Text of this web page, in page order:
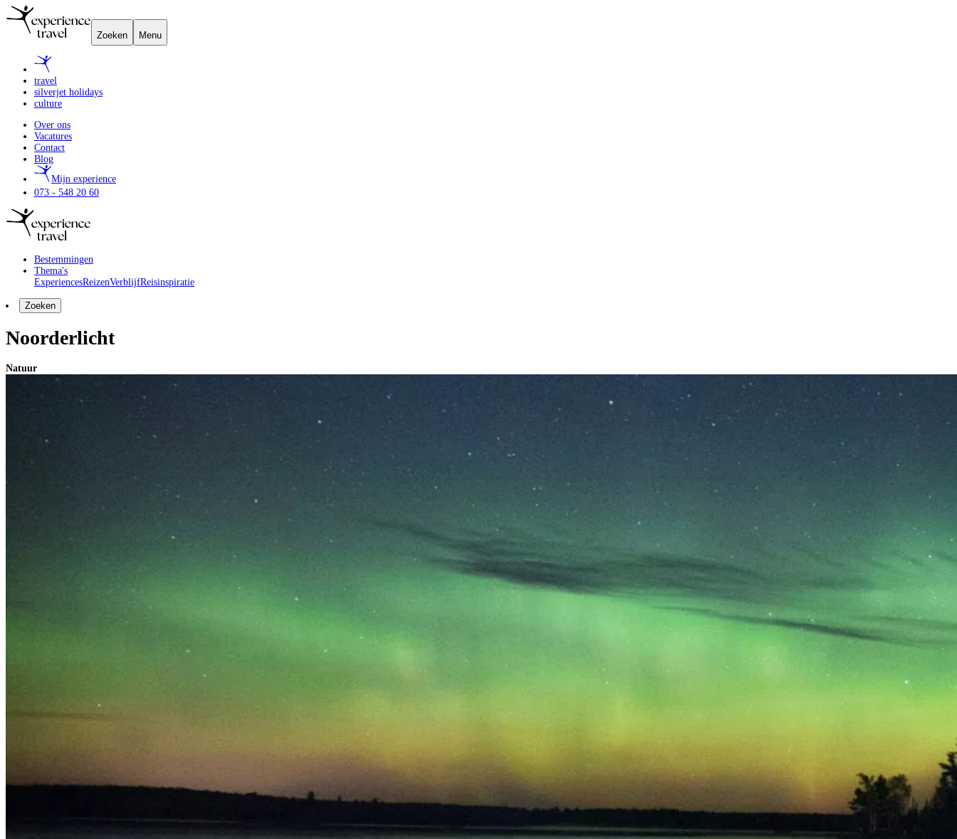
Zoeken Menu
travel
silverjet holidays
culture
Over ons
Vacatures
Contact
Blog
Mijn experience
073 - 548 20 60
Bestemmingen
Thema's
ExperiencesReizenVerblijfReisinspiratie
Zoeken
Noorderlicht
Natuur